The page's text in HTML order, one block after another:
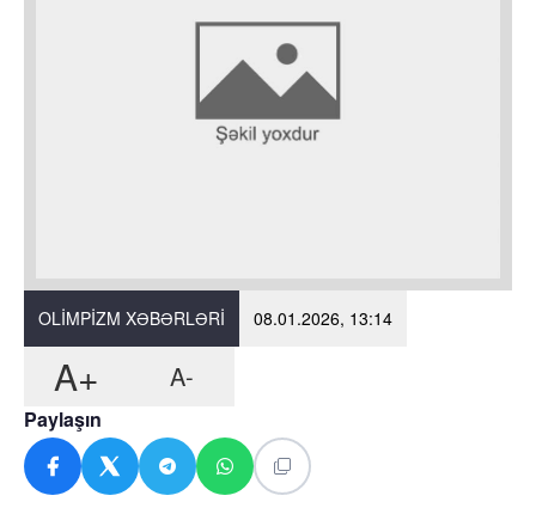
OLIMPIZM XƏBƏRLƏRI 08.01.2026, 13:14
A+ A-
Paylaşın